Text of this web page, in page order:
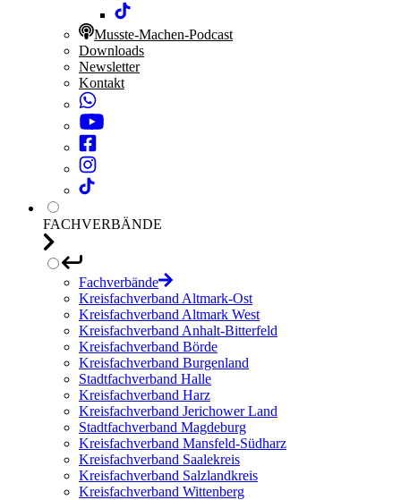
Musste-Machen-Podcast
Downloads
Newsletter
Kontakt
FACHVERBÄNDE
Fachverbände
Kreisfachverband Altmark-Ost
Kreisfachverband Altmark West
Kreisfachverband Anhalt-Bitterfeld
Kreisfachverband Börde
Kreisfachverband Burgenland
Stadtfachverband Halle
Kreisfachverband Harz
Kreisfachverband Jerichower Land
Stadtfachverband Magdeburg
Kreisfachverband Mansfeld-Südharz
Kreisfachverband Saalekreis
Kreisfachverband Salzlandkreis
Kreisfachverband Wittenberg